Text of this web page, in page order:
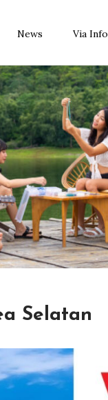
News Via Info
Selatan